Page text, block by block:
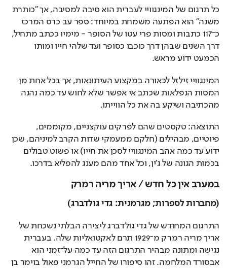
כל תרגום של המינגוויי לעברית הוא סיבה למסיבה, אך "כותרת
משנה" הוא הפתעה משמחת במיוחד: ספר עב כרס המרכז
כ־117 כתבות ומסות פרי עטו של הסופר - מימיו ככתב מתחיל,
דרך השנים שבהן דרך כוכבו כסופר ועד שלהי חייו ומותו
הכמעט ידוע מראש.
המינגוויי זילזל לכאורה במקצוע העיתונאות, אך בכל אחת מן
המסות הנפלאות שכתב אי אפשר שלא לחוש עד כמה נהנה
מהכתיבה ושיקע בה את כל הווייתו.
התוצאה: טקסטים שהם לפרקים עוקצניים, מקוממים,
פיוטיים, מבהילים (חלקם ממעמקי שדות הקרב למיניהם, שכן
ידוע עד כמה אהב המינגוויי לסכן את חייו) או פשוט טבולים
בכמות הגונה של ג'ין, וכל אחד מהם מענג להפליא בדרכו.
במערב אין כל חדש / אריך מריה רמרק
(מחברות לספרות; מגרמנית: גדי גולדברג)
התרגום המחודש של גדי גולדברג ליצירה הבלתי נשכחת של
אריך מריה רמרק מ־1929 תרם לאקטואליות שלה. בעברית
נגישה ומתונה מבהיר התרגום הזה עד כמה על־זמני הוא
אבסורד המלחמה. זהו סיפורו של החייל הגרמני פאול בוימר בן